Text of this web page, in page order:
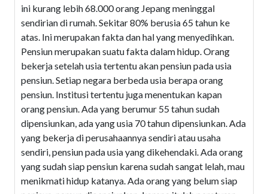
ini kurang lebih 68.000 orang Jepang meninggal
sendirian di rumah. Sekitar 80% berusia 65 tahun ke
atas. Ini merupakan fakta dan hal yang menyedihkan.
Pensiun merupakan suatu fakta dalam hidup. Orang
bekerja setelah usia tertentu akan pensiun pada usia
pensiun. Setiap negara berbeda usia berapa orang
pensiun. Institusi tertentu juga menentukan kapan
orang pensiun. Ada yang berumur 55 tahun sudah
dipensiunkan, ada yang usia 70 tahun dipensiunkan. Ada
yang bekerja di perusahaannya sendiri atau usaha
sendiri, pensiun pada usia yang dikehendaki. Ada orang
yang sudah siap pensiun karena sudah sangat lelah, mau
menikmati hidup katanya. Ada orang yang belum siap